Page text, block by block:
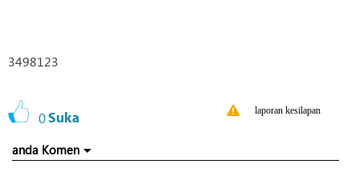
3498123
0Suka laporan kesilapan
anda Komen